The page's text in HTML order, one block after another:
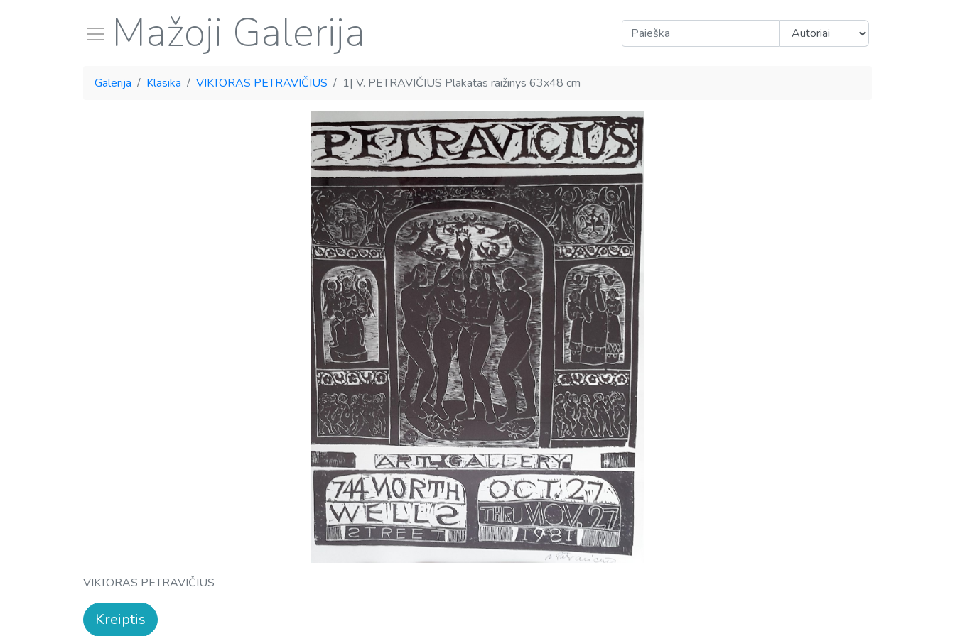
Mažoji Galerija
Galerija Klasika VIKTORAS PETRAVIČIUS 1| V. PETRAVIČIUS Plakatas raižinys 63x48 cm
VIKTORAS PETRAVIČIUS
Kreiptis